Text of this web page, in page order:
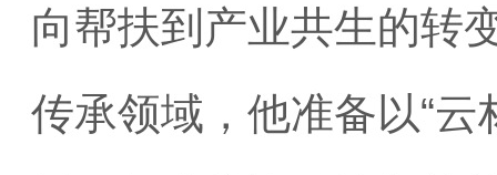
向帮扶到产业共生的转
传承领域，他准备以“云